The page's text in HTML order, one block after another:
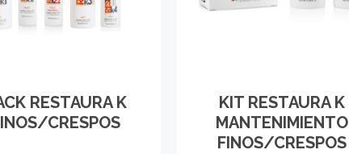
RESTAURA K
CRESPOS
KIT RESTAURA K
MANTENIMIENTO
FINOS/CRESPOS